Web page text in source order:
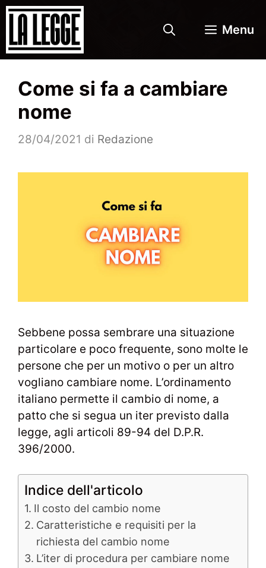
Vai
contenuto
Menu
Come si fa a cambiare
nome
28/04/2021 di Redazione
Sebbene possa sembrare una situazione
particolare e poco frequente, sono molte le
persone che per un motivo o per un altro
vogliano cambiare nome. L’ordinamento
italiano permette il cambio di nome, a
patto che si segua un iter previsto dalla
legge, agli articoli 89-94 del D.P.R.
396/2000.
Indice dell'articolo
Il costo del cambio nome
Caratteristiche e requisiti per la
richiesta del cambio nome
L’iter di procedura per cambiare nome